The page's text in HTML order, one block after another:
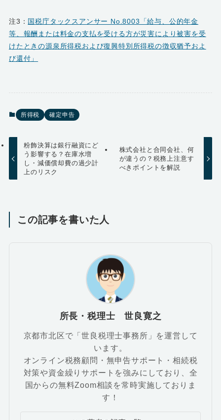
注3： 国税庁タックスアンサー No.8003「給与、公的年金
等、報酬または料金の支払を受ける方が災害により被害を受
けたときの源泉所得税および復興特別所得税の徴収猶予およ
び還付」
所得税 確定申告
粉飾決算は銀行融資にど
う影響する？在庫水増
し・減価償却費の過少計
上のリスク
株式会社と合同会社、何
が違うの？税務上注意す
べきポイントを解説
この記事を書いた人
所長・税理士 世良寛之
京都市北区で「世良税理士事務所」を運営して
います。
オンライン税務顧問・無申告サポート・相続税
対策や資金繰りサポートを強みにしており、全
国からの無料Zoom相談を常時実施しておりま
す！